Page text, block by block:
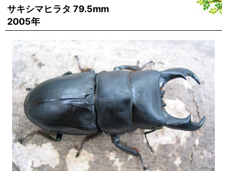
サキシマヒラタ 79.5mm
2005年